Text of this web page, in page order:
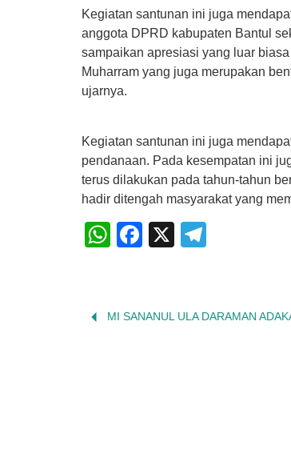
Kegiatan santunan ini juga
anggota DPRD kabupaten Bantul
sampaikan apresiasi yang luar
Muharram yang juga merupakan
ujarnya.
Kegiatan santunan ini juga
pendanaan. Pada kesempatan ini
terus dilakukan pada tahun-tahun
hadir ditengah masyarakat yang
WhatsApp
Facebook
X
MI SANANUL ULA DARAMAN